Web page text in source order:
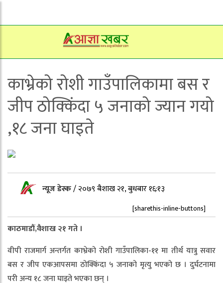
काभ्रेको रोशी गाउँपालिकामा बस र
जीप ठोक्किंदा ५ जनाको ज्यान गयो
,१८ जना घाइते
न्यूज डेस्क/२०७९ बैशाख २१, बुधबार १६:१३
[sharethis-inline-buttons]
काठमाडौं,वैशाख २१ गते ।
वीपी राजमार्ग अन्तर्गत काभ्रेको रोशी गाउँपालिका-११ मा तीर्थ यात्रु सवार
बस र जीप एकआपसमा ठोक्किंदा ५ जनाको मृत्यु भएको छ । दुर्घटनामा
परी अन्य १८ जना घाइते भएका छन् ।